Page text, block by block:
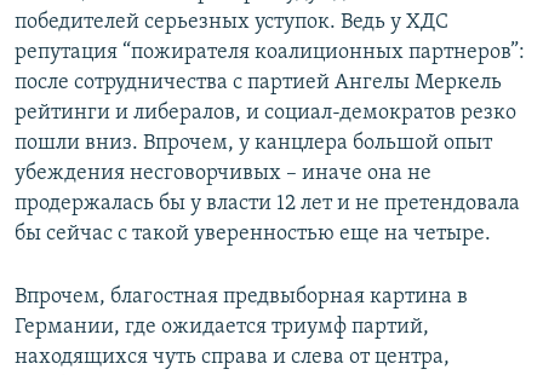
победителей серьезных уступок. Ведь у ХДС
репутация “пожирателя коалиционных партнеров”:
после сотрудничества с партией Ангелы Меркель
рейтинги и либералов, и социал-демократов резко
пошли вниз. Впрочем, у канцлера большой опыт
убеждения несговорчивых – иначе она не
продержалась бы у власти 12 лет и не претендовала
бы сейчас с такой уверенностью еще на четыре.
Впрочем, благостная предвыборная картина в
Германии, где ожидается триумф партий,
находящихся чуть справа и слева от центра,